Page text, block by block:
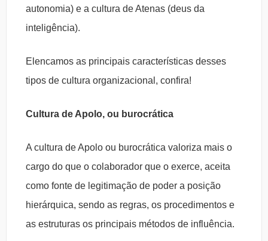
autonomia) e a cultura de Atenas (deus da
inteligência).
Elencamos as principais características desses
tipos de cultura organizacional, confira!
Cultura de Apolo, ou burocrática
A cultura de Apolo ou burocrática valoriza mais o
cargo do que o colaborador que o exerce, aceita
como fonte de legitimação de poder a posição
hierárquica, sendo as regras, os procedimentos e
as estruturas os principais métodos de influência.